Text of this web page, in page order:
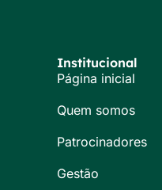
Institucional
Página inicial
Quem somos
Patrocinadores
Gestão